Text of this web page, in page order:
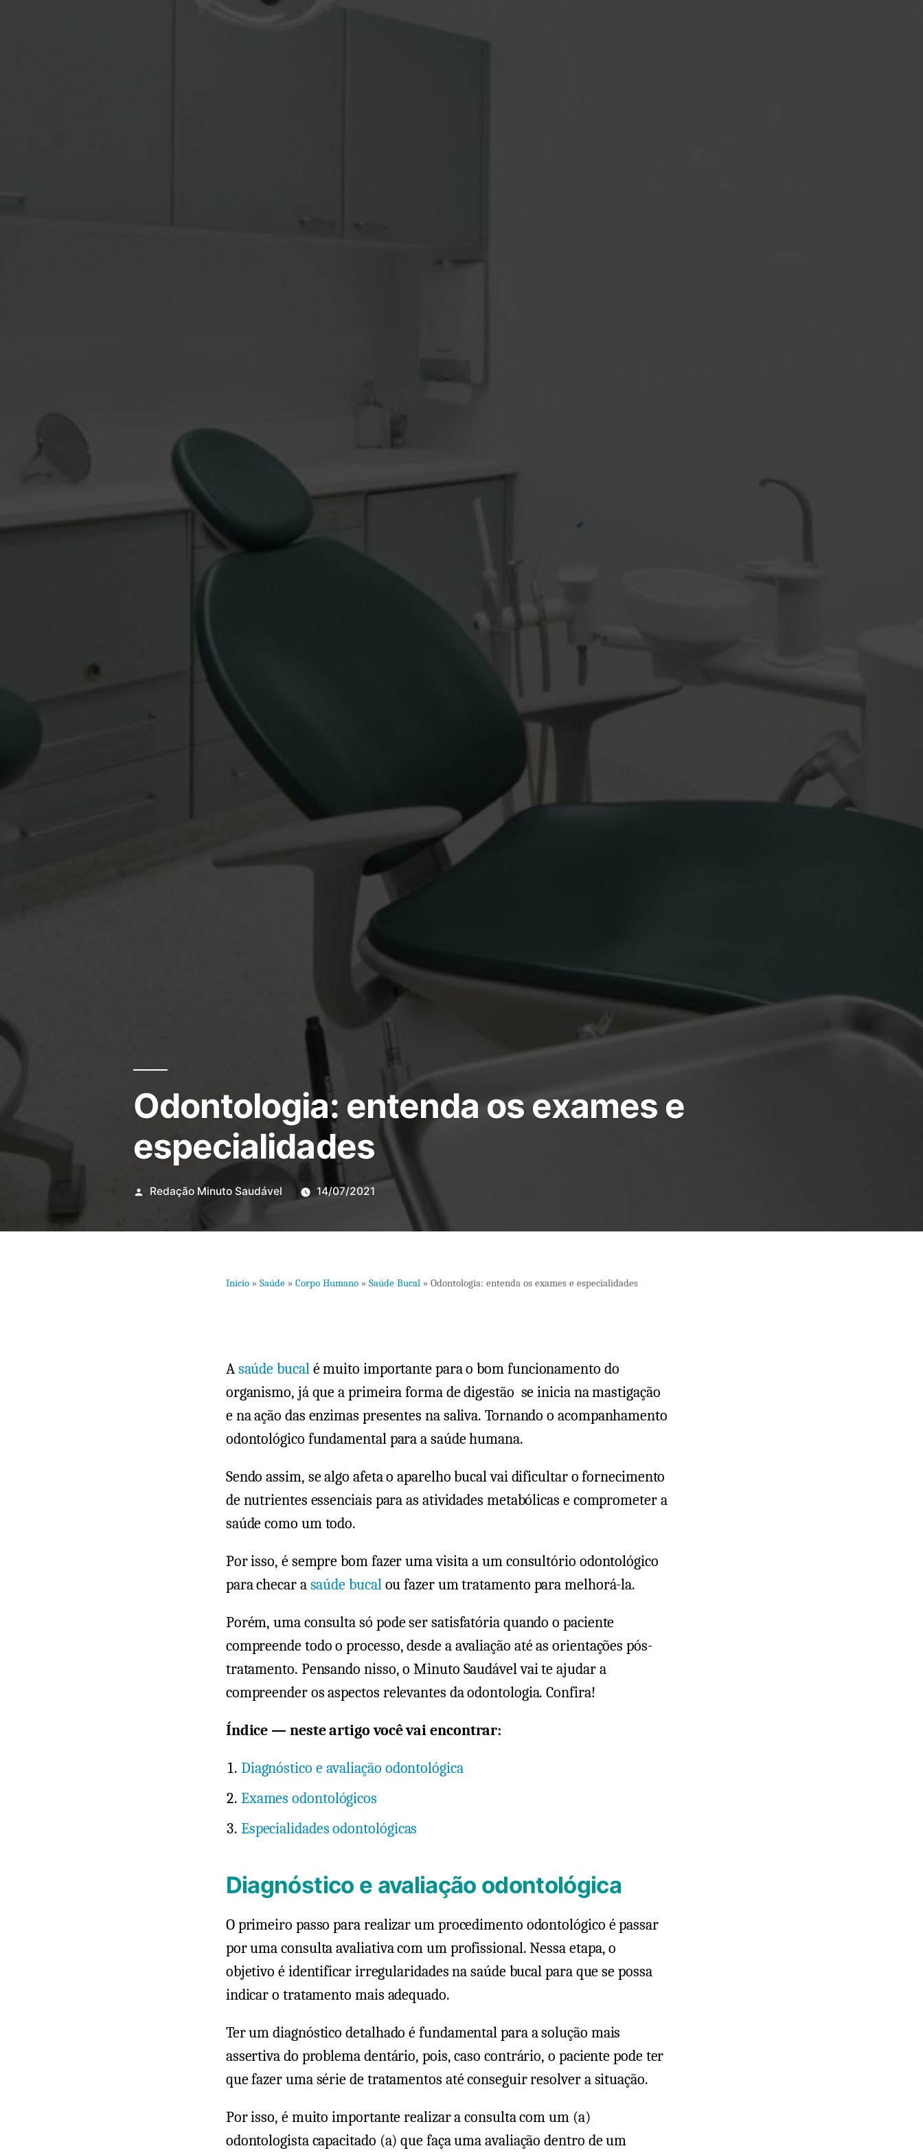
Odontologia: entenda os exames e
especialidades
Redação Minuto Saudável 14/07/2021
Início» Saúde» Corpo Humano» Saúde Bucal» Odontologia: entenda os exames e especialidades
Asaúde bucalé muito importante para o bom funcionamento do
organismo, já que a primeira forma de digestão se inicia na mastigação
e na ação das enzimas presentes na saliva. Tornando o acompanhamento
odontológico fundamental para a saúde humana.
Sendo assim, se algo afeta o aparelho bucal vai dificultar o fornecimento
de nutrientes essenciais para as atividades metabólicas e comprometer a
saúde como um todo.
Por isso, é sempre bom fazer uma visita a um consultório odontológico
para checar asaúde bucalou fazer um tratamento para melhorá-la.
Porém, uma consulta só pode ser satisfatória quando o paciente
compreende todo o processo, desde a avaliação até as orientações pós-
tratamento. Pensando nisso, o Minuto Saudável vai te ajudar a
compreender os aspectos relevantes da odontologia. Confira!
Índice — neste artigo você vai encontrar:
Diagnóstico e avaliação odontológica
Exames odontológicos
Especialidades odontológicas
Diagnóstico e avaliação odontológica
O primeiro passo para realizar um procedimento odontológico é passar
por uma consulta avaliativa com um profissional. Nessa etapa, o
objetivo é identificar irregularidades na saúde bucal para que se possa
indicar o tratamento mais adequado.
Ter um diagnóstico detalhado é fundamental para a solução mais
assertiva do problema dentário, pois, caso contrário, o paciente pode ter
que fazer uma série de tratamentos até conseguir resolver a situação.
Por isso, é muito importante realizar a consulta com um (a)
odontologista capacitado (a) que faça uma avaliação dentro de um